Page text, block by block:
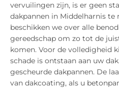
vervuilingen zijn, is er geen
dakpannen in Middelharnis te
beschikken we over alle
gereedschap om zo tot de
komen. Voor de volledigheid
schade is ontstaan aan uw
gescheurde dakpannen. De
van dakcoating, als u